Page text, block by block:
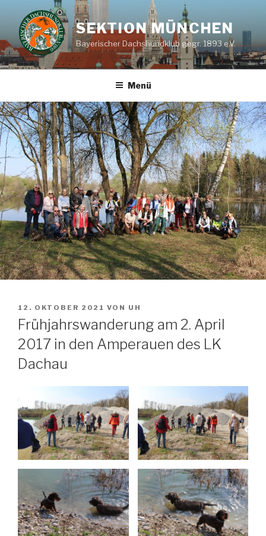
Inhalt
springen
SEKTION MÜNCHEN
Bayerischer Dachshundklub gegr. 1893 e.V.
Menü
VERÖFFENTLICHT
AM
12. OKTOBER 2021 VON UH
Frühjahrswanderung am 2. April
2017 in den Amperauen des LK
Dachau